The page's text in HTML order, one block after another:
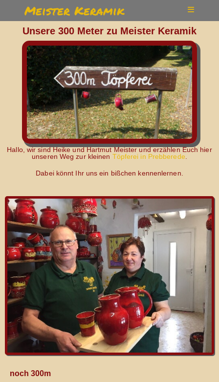
Meister Keramik
Unsere 300 Meter zu Meister Keramik
Hallo, wir sind Heike und Hartmut Meister und erzählen Euch hier
unseren Weg zur kleinen Töpferei in Prebberede.
Dabei könnt Ihr uns ein bißchen kennenlernen.
noch 300m